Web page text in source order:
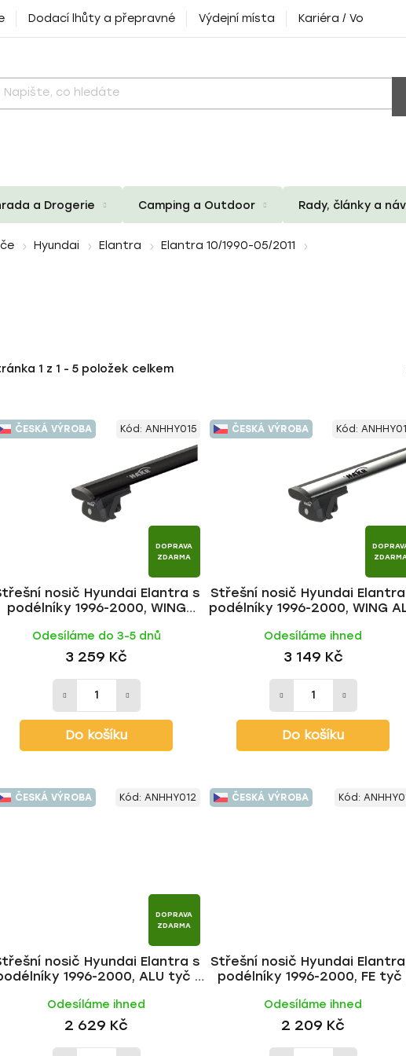
Dodací lhůty a přepravné Výdejní místa Kariéra / Volné
a Drogerie Camping a Outdoor Rady, články a
Hyundai Elantra
Elantra 10/1990-05/2011
1 z 1 - 5 položek celkem
ČESKÁ VÝROBA
DOPRAVA
ZDARMA
nosič Hyundai Elantra s
podélníky 1996-2000, WING
Odesíláme do 3-5 dnů
3 259 Kč
Do košíku
Kód: ANHHY015 ČESKÁ VÝROBA
ZDARMA
Střešní nosič Hyundai
podélníky 1996-2000, WING
Odesíláme ihned
3 149 Kč
Do košíku
Kód:
ČESKÁ VÝROBA
DOPRAVA
ZDARMA
nosič Hyundai Elantra s
1996-2000, ALU tyč |
Odesíláme ihned
2 629 Kč
Kód: ANHHY012 ČESKÁ VÝROBA
Střešní nosič Hyundai
podélníky 1996-2000, FE tyč
Odesíláme ihned
2 209 Kč
Kód: